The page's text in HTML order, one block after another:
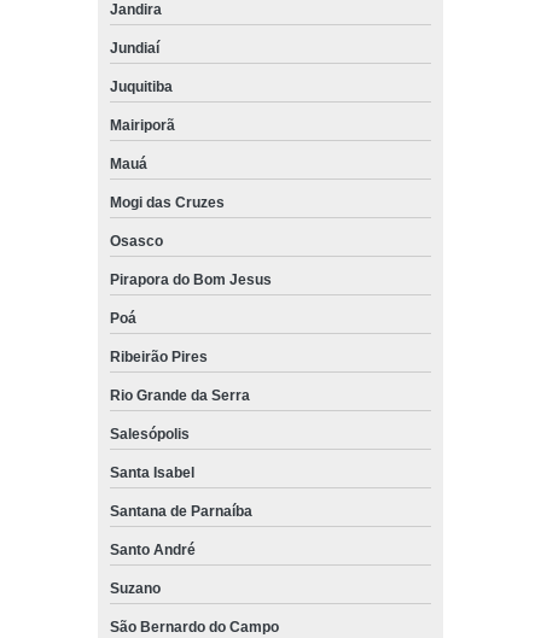
Jandira
Jundiaí
Juquitiba
Mairiporã
Mauá
Mogi das Cruzes
Osasco
Pirapora do Bom Jesus
Poá
Ribeirão Pires
Rio Grande da Serra
Salesópolis
Santa Isabel
Santana de Parnaíba
Santo André
Suzano
São Bernardo do Campo